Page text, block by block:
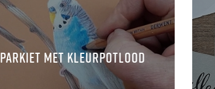
Parkiet met kleurpotlood